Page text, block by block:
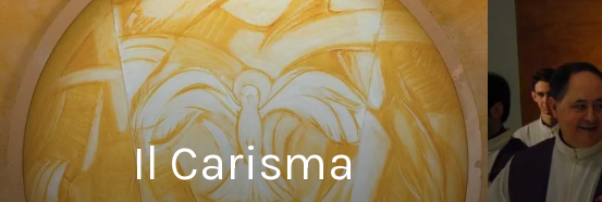
Il Carisma